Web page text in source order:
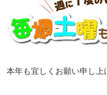
本年も宜しくお願い申し上